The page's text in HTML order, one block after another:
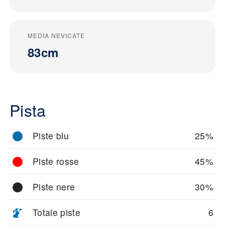
MEDIA NEVICATE
83cm
Pista
Piste blu 25%
Piste rosse 45%
Piste nere 30%
Totale piste 6